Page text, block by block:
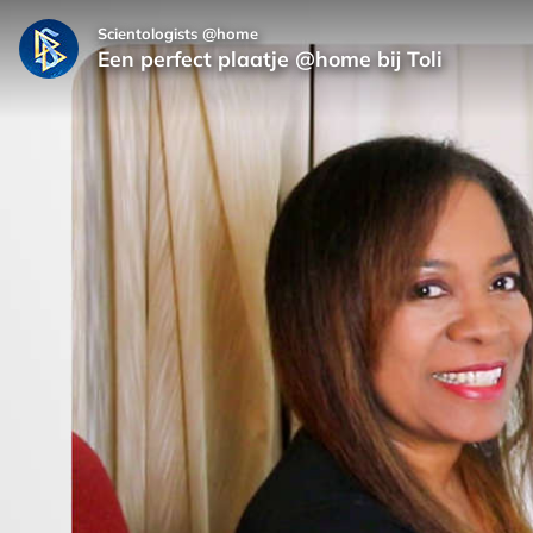
Scientologists @home
Een perfect plaatje @home bij Toli